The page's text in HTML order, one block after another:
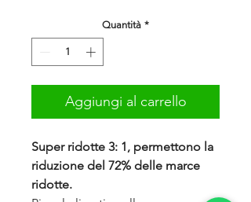
Quantità *
Aggiungi al carrello
Super ridotte 3: 1, permettono la
riduzione del 72% delle marce
ridotte.